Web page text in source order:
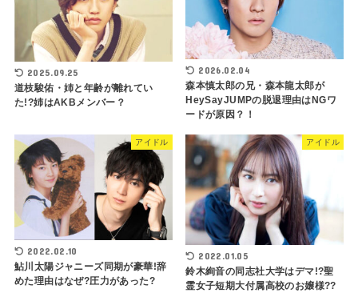
2025.09.25
道枝駿佑・姉と年齢が離れてい
た!?姉はAKBメンバー？
2026.02.04
森本慎太郎の兄・森本龍太郎が
HeySayJUMPの脱退理由はNGワ
ードが原因？！
アイドル
2022.02.10
鮎川太陽ジャニーズ同期が豪華!辞
めた理由はなぜ?圧力があった?
アイドル
2022.01.05
鈴木絢音の同志社大学はデマ!?聖
霊女子短期大付属高校のお嬢様??